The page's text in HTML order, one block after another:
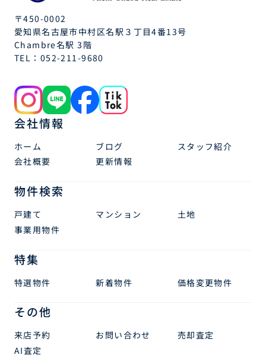
〒450-0002
愛知県名古屋市中村区名駅３丁目4番13号
Chambre名駅 3階
TEL： 052-211-9680
会社情報
ホーム ブログ
スタッフ紹介
会社概要
更新情報
物件検索
戸建て マンション
土地
事業用物件
特集
特選物件 新着物件 価格変更物件
その他
来店予約 お問い合わせ
売却査定
AI査定